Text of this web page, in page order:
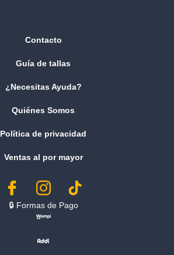
Contacto
Guía de tallas
¿Necesitas Ayuda?
Quiénes Somos
Política de privacidad
Ventas al por mayor
🔒︎ Formas de Pago